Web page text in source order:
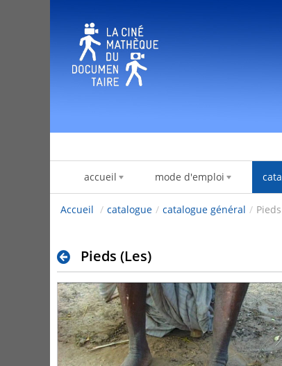
accueil mode d'emploi
Accueil / catalogue / catalogue général /
Pieds (Les)